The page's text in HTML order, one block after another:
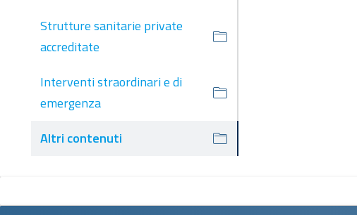
Strutture sanitarie private
accreditate
Interventi straordinari e di
emergenza
Altri contenuti